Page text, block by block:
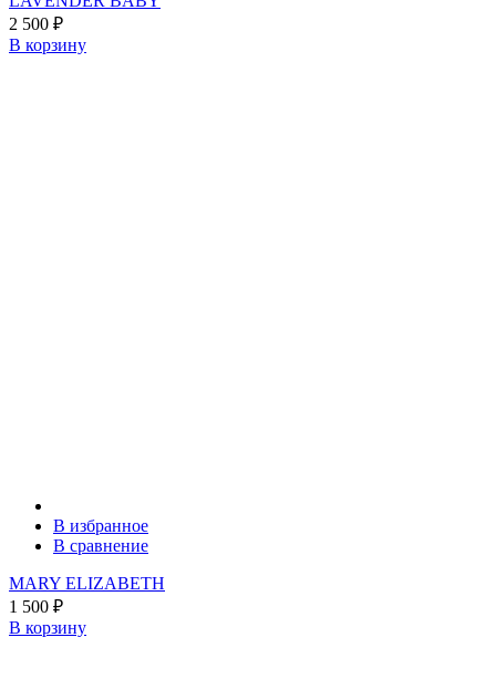
2 500 ₽
В корзину
В избранное
В сравнение
MARY ELIZABETH
1 500 ₽
В корзину